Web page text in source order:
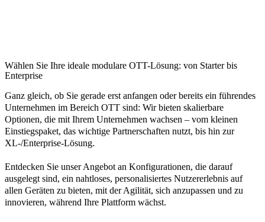
Wählen Sie Ihre ideale modulare OTT-Lösung: von Starter bis
Enterprise
Ganz gleich, ob Sie gerade erst anfangen oder bereits ein führendes
Unternehmen im Bereich OTT sind: Wir bieten skalierbare
Optionen, die mit Ihrem Unternehmen wachsen – vom kleinen
Einstiegspaket, das wichtige Partnerschaften nutzt, bis hin zur
XL-/Enterprise-Lösung.
Entdecken Sie unser Angebot an Konfigurationen, die darauf
ausgelegt sind, ein nahtloses, personalisiertes Nutzererlebnis auf
allen Geräten zu bieten, mit der Agilität, sich anzupassen und zu
innovieren, während Ihre Plattform wächst.